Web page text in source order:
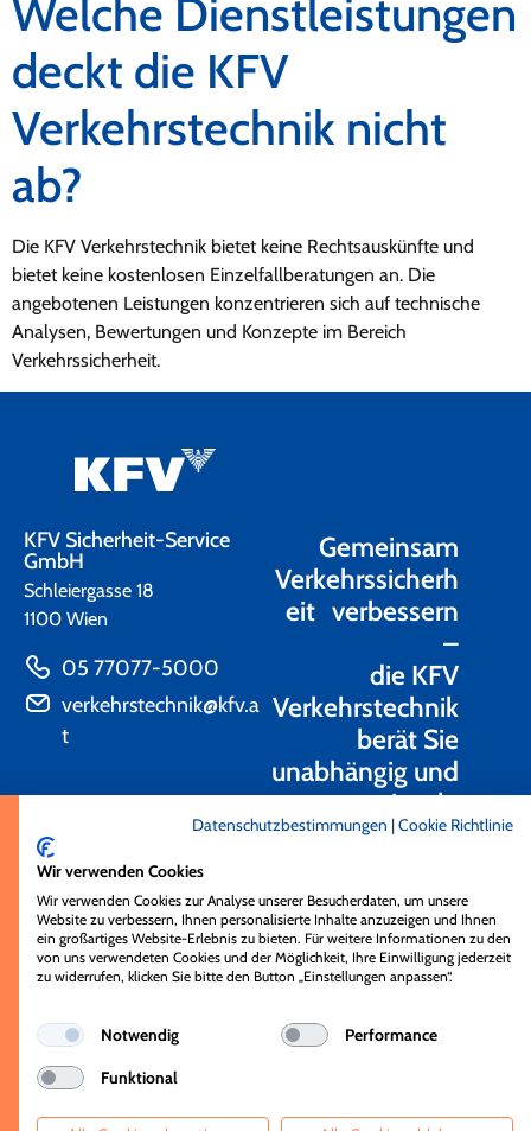
Datenschutzbestimmungen |Cookie Richtlinie
Wir verwenden Cookies
Wir verwenden Cookies zur Analyse unserer Besucherdaten, um unsere
Website zu verbessern, Ihnen personalisierte Inhalte anzuzeigen und Ihnen
ein großartiges Website-Erlebnis zu bieten. Für weitere Informationen zu den
von uns verwendeten Cookies und der Möglichkeit, Ihre Einwilligung jederzeit
zu widerrufen, klicken Sie bitte den Button „Einstellungen anpassen“.
Notwendig Performance
Funktional
Welche Dienstleistungen
deckt die KFV
Verkehrstechnik nicht
ab?
Die KFV Verkehrstechnik bietet keine Rechtsauskünfte und
bietet keine kostenlosen Einzelfallberatungen an. Die
angebotenen Leistungen konzentrieren sich auf technische
Analysen, Bewertungen und Konzepte im Bereich
Verkehrssicherheit.
KFV Sicherheit-Service
GmbH
Schleiergasse 18
1100 Wien
05 77077-5000
verkehrstechnik@kfv.a
t
Gemeinsam
Verkehrssicherh
eit verbessern
–
die KFV
Verkehrstechnik
berät Sie
unabhängig und
praxisnah.
Kontakt
© KFV 2026
kfv-aktionen.at
karriere.kfv.at
Datenschutz
Cookie Einstellungen